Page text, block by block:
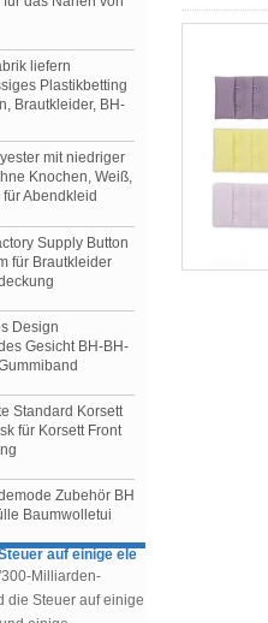
Plastikbetting
Brautkleider, BH-
mit niedriger
Knochen, Weiß,
für Abendkleid
für Brautkleider
Gesicht BH-BH-
für Korsett Front
Baumwolletui
beschichteter,
BH-Schieber,
Zubehör für die
von BHs
/ Winter 2019
Shows der Saison
Milliarden-Liste"
auf einige ele
Milliarden-
Steuer auf einige
einige
Dezember verlängert.